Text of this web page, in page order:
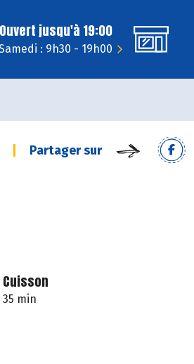
Ouvert jusqu'à 19:00
: 9h30 - 19h00
Partager sur
Cuisson
35 min